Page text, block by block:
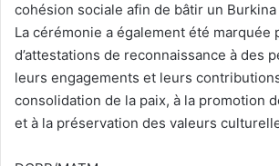
cohésion sociale afin de bâtir un
La cérémonie a également été marquée
d’attestations de reconnaissance à des
leurs engagements et leurs
consolidation de la paix, à la promotion
et à la préservation des valeurs